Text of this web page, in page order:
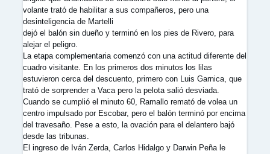
volante trató de habilitar a sus compañeros, pero una
desinteligencia de Martelli
dejó el balón sin dueño y terminó en los pies de Rivero, para
alejar el peligro.
La etapa complementaria comenzó con una actitud diferente del
cuadro visitante. En los primeros dos minutos los lilas
estuvieron cerca del descuento, primero con Luis Garnica, que
trató de sorprender a Vaca pero la pelota salió desviada.
Cuando se cumplió el minuto 60, Ramallo remató de volea un
centro impulsado por Escobar, pero el balón terminó por encima
del travesaño. Pese a esto, la ovación para el delantero bajó
desde las tribunas.
El ingreso de Iván Zerda, Carlos Hidalgo y Darwin Peña le